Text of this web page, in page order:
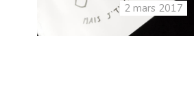
2 mars 2017